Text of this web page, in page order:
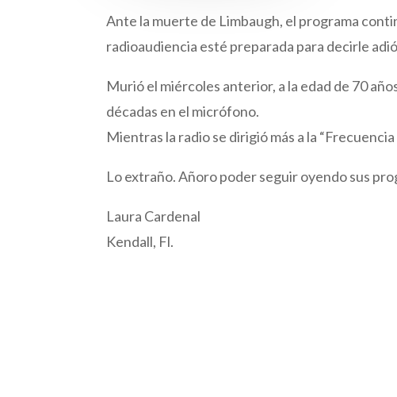
Ante la muerte de Limbaugh, el programa
radioaudiencia esté preparada para decirle
Murió el miércoles anterior, a la edad de 70
décadas en el micrófono.
Mientras la radio se dirigió más a la
Lo extraño. Añoro poder seguir oyendo sus
Laura Cardenal
Kendall, Fl.